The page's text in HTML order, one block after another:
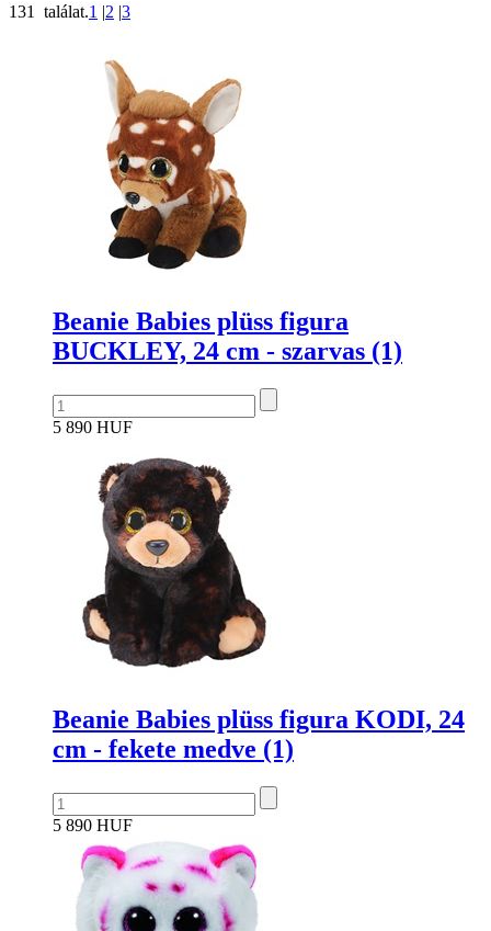
131 találat.1 |2 |3
Beanie Babies plüss figura
BUCKLEY, 24 cm - szarvas (1)
5 890 HUF
Beanie Babies plüss figura KODI, 24
cm - fekete medve (1)
5 890 HUF